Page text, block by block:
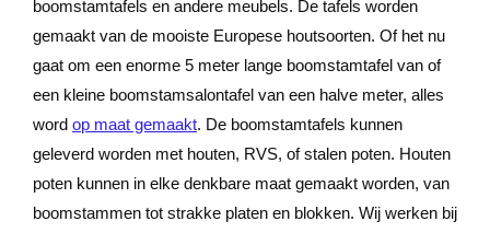
boomstamtafels en andere meubels. De tafels worden
gemaakt van de mooiste Europese houtsoorten. Of het nu
gaat om een enorme 5 meter lange boomstamtafel van of
een kleine boomstamsalontafel van een halve meter, alles
word op maat gemaakt. De boomstamtafels kunnen
geleverd worden met houten, RVS, of stalen poten. Houten
poten kunnen in elke denkbare maat gemaakt worden, van
boomstammen tot strakke platen en blokken. Wij werken bij